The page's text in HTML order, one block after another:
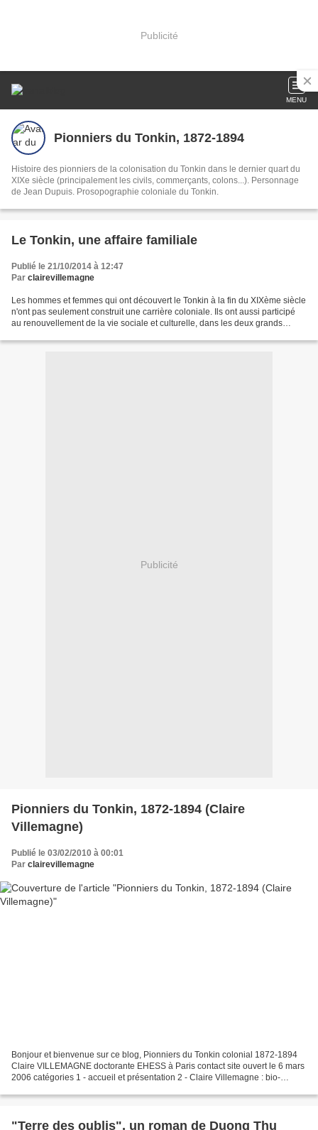
Publicité
MENU
Pionniers du Tonkin, 1872-1894
Histoire des pionniers de la colonisation du Tonkin dans le dernier quart du
XIXe siècle (principalement les civils, commerçants, colons...). Personnage
de Jean Dupuis. Prosopographie coloniale du Tonkin.
Le Tonkin, une affaire familiale
Publié le 21/10/2014 à 12:47
Par clairevillemagne
Les hommes et femmes qui ont découvert le Tonkin à la fin du XIXème siècle
n'ont pas seulement construit une carrière coloniale. Ils ont aussi participé
au renouvellement de la vie sociale et culturelle, dans les deux grands
Publicité
Pionniers du Tonkin, 1872-1894 (Claire
Villemagne)
Publié le 03/02/2010 à 00:01
Par clairevillemagne
Bonjour et bienvenue sur ce blog, Pionniers du Tonkin colonial 1872-1894
Claire VILLEMAGNE doctorante EHESS à Paris contact site ouvert le 6 mars
2006 catégories 1 - accueil et présentation 2 - Claire Villemagne : bio-
"Terre des oublis", un roman de Duong Thu